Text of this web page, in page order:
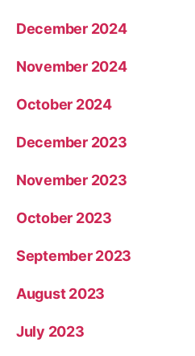
December 2024
November 2024
October 2024
December 2023
November 2023
October 2023
September 2023
August 2023
July 2023